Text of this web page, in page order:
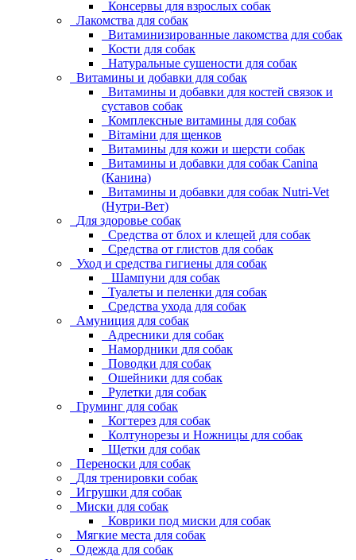
Консервы для взрослых собак
Лакомства для собак
Витаминизированные лакомства для собак
Кости для собак
Натуральные сушености для собак
Витамины и добавки для собак
Витамины и добавки для костей связок и
суставов собак
Комплексные витамины для собак
Вітаміни для щенков
Витамины для кожи и шерсти собак
Витамины и добавки для собак Canina
(Канина)
Витамины и добавки для собак Nutri-Vet
(Нутри-Вет)
Для здоровье собак
Средства от блох и клещей для собак
Средства от глистов для собак
Уход и средства гигиены для собак
Шампуни для собак
Туалеты и пеленки для собак
Средства ухода для собак
Амуниция для собак
Адресники для собак
Намордники для собак
Поводки для собак
Ошейники для собак
Рулетки для собак
Груминг для собак
Когтерез для собак
Колтунорезы и Ножницы для собак
Щетки для собак
Переноски для собак
Для тренировки собак
Игрушки для собак
Миски для собак
Коврики под миски для собак
Мягкие места для собак
Одежда для собак